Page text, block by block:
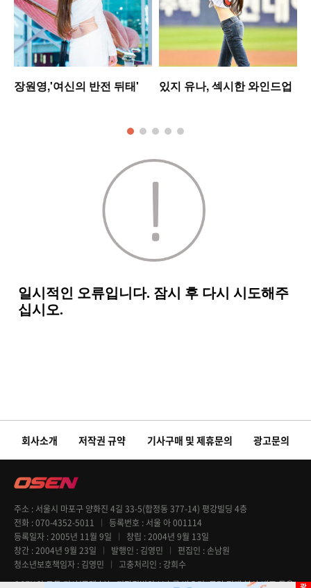
장원영,'여신의 반전 뒤태' 있지 유나, 섹시한 와인드업
회사소개 저작권 규약 기사구매 및 제휴문의 광고문의
주소
서울시 마포구 양화진 4길 33-5(합정동 377-14) 평강빌딩 4층
전화 070-4352-5011 등록번호
서울 아 001114
등록일자 2005년 11월 9일 창립 2004년 9월 13일
창간 2004년 9월 23일 발행인 김영민 편집인
손남원
청소년보호책임자 김영민 고충처리인
강희수
OSEN의 모든 기사(콘텐츠)는 저작권법의 보호를 받으며, 무단 전재 복사 배포 등을